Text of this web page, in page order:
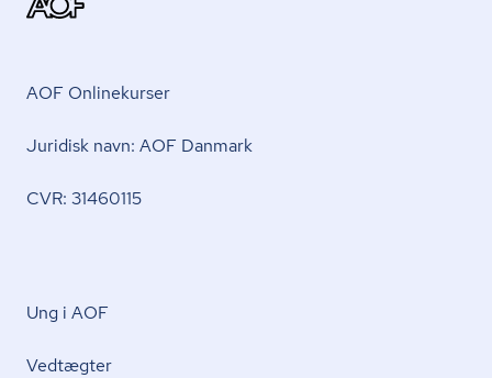
AOF Onlinekurser
Juridisk navn: AOF Danmark
CVR: 31460115
Ung i AOF
Vedtægter